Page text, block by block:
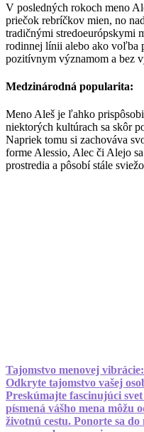
V posledných rokoch meno
priečok rebríčkov mien, no
tradičnými stredoeurópskymi
rodinnej línii alebo ako voľba
pozitívnym významom a bez
Medzinárodná popularita:
Meno Aleš je ľahko
niektorých kultúrach sa skôr
Napriek tomu si zachováva
forme Alessio, Alec či Alejo
prostredia a pôsobí stále
Tajomstvo menovej
Odkryte tajomstvo vašej
Preskúmajte fascinujúci
písmená vášho mena môžu
životnú cestu. Ponorte sa